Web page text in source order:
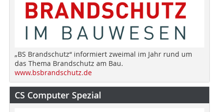
„BS Brandschutz“ informiert zweimal im Jahr rund um
das Thema Brandschutz am Bau.
www.bsbrandschutz.de
CS Computer Spezial